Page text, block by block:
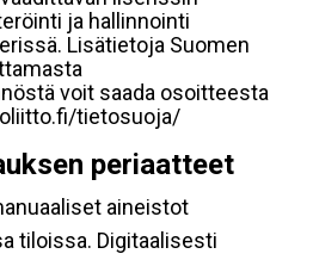
ja hallinnointi
Lisätietoja Suomen
voit saada osoitteesta
tietosuoja/
periaatteet
aineistot
tiloissa. Digitaalisesti